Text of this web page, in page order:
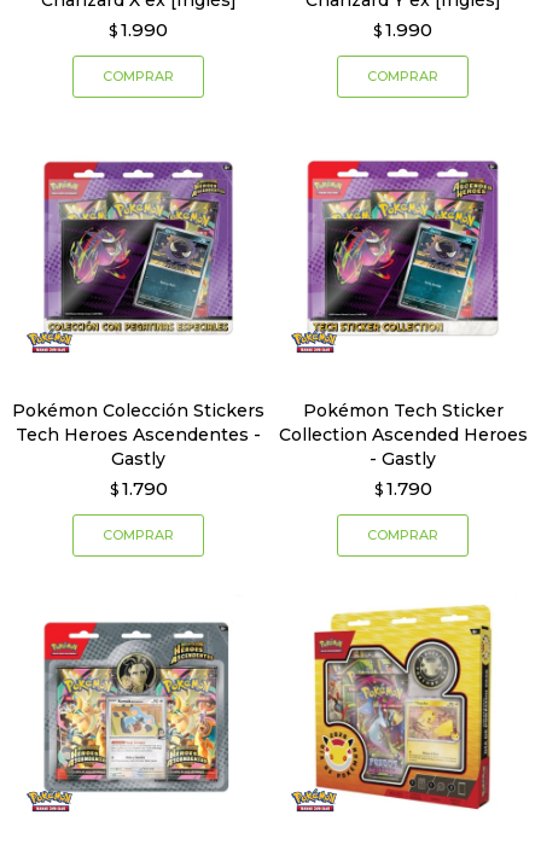
$ 1.990 $ 1.990
Pokémon Colección Stickers
Tech Heroes Ascendentes -
Gastly
$ 1.790
Pokémon Tech Sticker
Collection Ascended Heroes
- Gastly
$ 1.790